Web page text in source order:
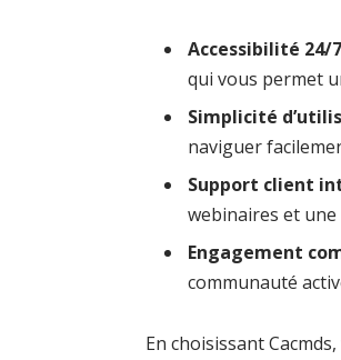
Accessibilité 24/7
qui vous permet
Simplicité
naviguer
Support client
webinaires et
Engagement
communauté
En choisissant